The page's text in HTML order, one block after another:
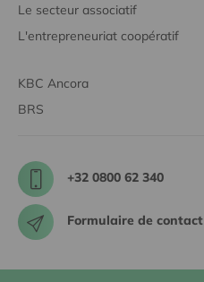
Le secteur associatif
L'entrepreneuriat coopératif
KBC Ancora
BRS
+32 0800 62 340
Formulaire de contact